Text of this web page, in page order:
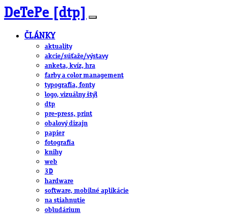
DeTePe [dtp]
ČLÁNKY
aktuality
akcie/súťaže/výstavy
anketa, kvíz, hra
farby a color management
typografia, fonty
logo, vizuálny štýl
dtp
pre-press, print
obalový dizajn
papier
fotografia
knihy
web
3D
hardware
software, mobilné aplikácie
na stiahnutie
obludárium